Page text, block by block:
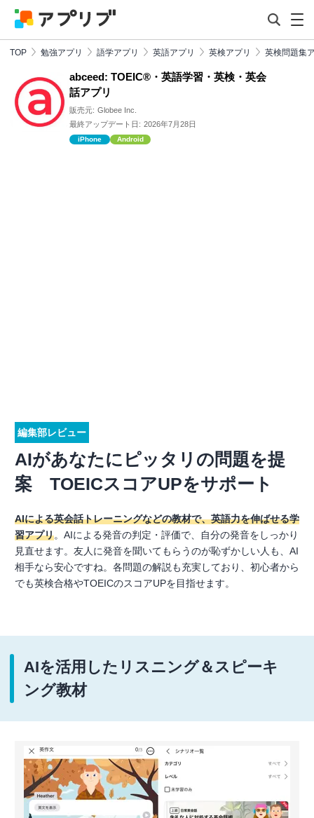
TOP 勉強アプリ 語学アプリ 英語アプリ 英検アプリ 英検問題集
abceed: TOEIC®・英語学習・英検・英会
話アプリ
販売元: Globee Inc.
最終アップデート日: 2026年7月28日
iPhone Android
編集部レビュー
AIがあなたにピッタリの問題を提
案 TOEICスコアUPをサポート
AIによる英会話トレーニングなどの教材で、英語力を伸ばせる学
習アプリ。AIによる発音の判定・評価で、自分の発音をしっかり
見直せます。友人に発音を聞いてもらうのが恥ずかしい人も、AI
相手なら安心ですね。各問題の解説も充実しており、初心者から
でも英検合格やTOEICのスコアUPを目指せます。
AIを活用したリスニング＆スピーキ
ング教材